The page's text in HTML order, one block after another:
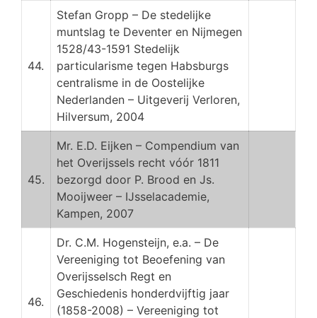
44.
Stefan Gropp – De stedelijke
muntslag te Deventer en Nijmegen
1528/43-1591 Stedelijk
particularisme tegen Habsburgs
centralisme in de Oostelijke
Nederlanden – Uitgeverij Verloren,
Hilversum, 2004
45.
Mr. E.D. Eijken – Compendium van
het Overijssels recht vóór 1811
bezorgd door P. Brood en Js.
Mooijweer – IJsselacademie,
Kampen, 2007
46.
Dr. C.M. Hogensteijn, e.a. – De
Vereeniging tot Beoefening van
Overijsselsch Regt en
Geschiedenis honderdvijftig jaar
(1858-2008) – Vereeniging tot